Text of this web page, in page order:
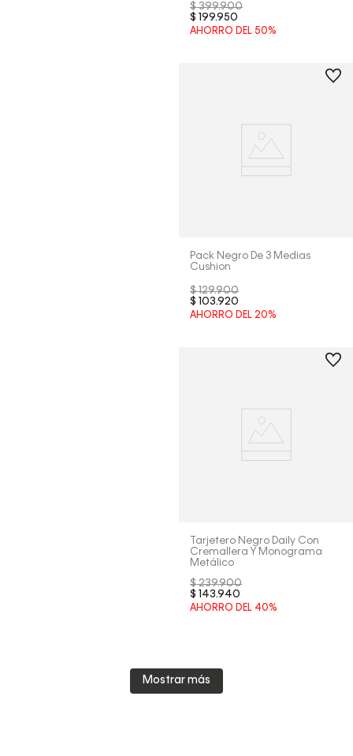
$ 399.900
$ 199.950
AHORRO DEL 50%
Pack Negro De 3 Medias
Cushion
$ 129.900
$
103.920
AHORRO DEL20%
Tarjetero Negro Daily Con
Cremallera Y Monograma
Metálico
$ 239.900
$ 143.940
AHORRO DEL 40%
Mostrar más